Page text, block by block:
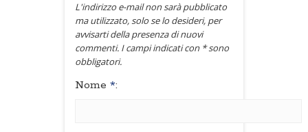
L'indirizzo e-mail non sarà pubblicato
ma utilizzato, solo se lo desideri, per
avvisarti della presenza di nuovi
commenti. I campi indicati con * sono
obbligatori.
Nome *: